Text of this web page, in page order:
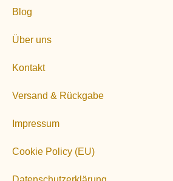
Blog
Über uns
Kontakt
Versand & Rückgabe
Impressum
Cookie Policy (EU)